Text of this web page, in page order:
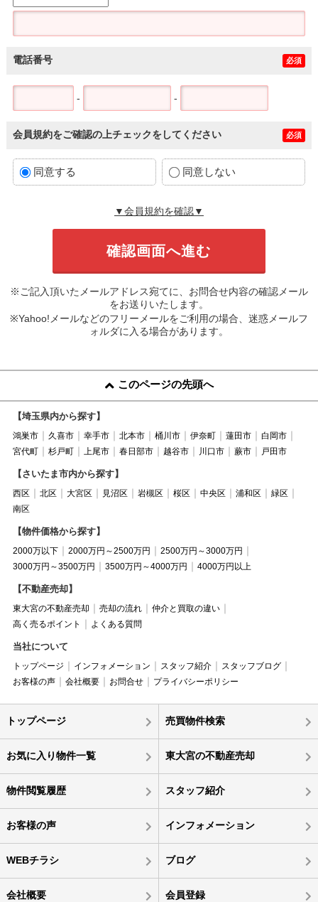
電話番号 必須
- -
会員規約をご確認の上チェックをしてください 必須
同意する 同意しない
▼会員規約を確認▼
※ご記入頂いたメールアドレス宛てに、お問合せ内容の確認メール
をお送りいたします。
※Yahoo!メールなどのフリーメールをご利用の場合、迷惑メールフ
ォルダに入る場合があります。
このページの先頭へ
【埼玉県内から探す】
鴻巣市 久喜市 幸手市 北本市 桶川市 伊奈町 蓮田市
白岡市
宮代町
杉戸町 上尾市 春日部市 越谷市 川口市 蕨市 戸田市
【さいたま市内から探す】
西区 北区 大宮区 見沼区 岩槻区 桜区 中央区 浦和区
緑区
南区
【物件価格から探す】
2000万以下 2000万円～2500万円
2500万円～3000万円
3000万円～3500万円
3500万円～4000万円 4000万円以上
【不動産売却】
東大宮の不動産売却 売却の流れ
仲介と買取の違い
高く売るポイント
よくある質問
当社について
トップページ インフォメーション スタッフ紹介
スタッフブログ
お客様の声
会社概要 お問合せ プライバシーポリシー
トップページ 売買物件検索
お気に入り物件一覧 東大宮の不動産売却
物件閲覧履歴 スタッフ紹介
お客様の声 インフォメーション
WEBチラシ ブログ
会社概要 会員登録